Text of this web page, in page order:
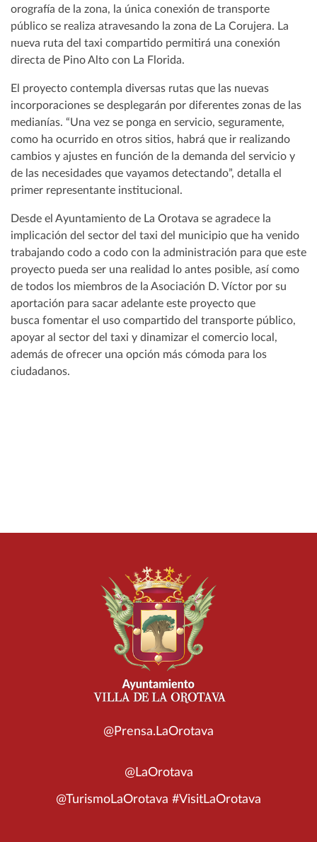
orografía de la zona, la única conexión de transporte
público se realiza atravesando la zona de La Corujera. La
nueva ruta del taxi compartido permitirá una conexión
directa de Pino Alto con La Florida.
El proyecto contempla diversas rutas que las nuevas
incorporaciones se desplegarán por diferentes zonas de las
medianías. “Una vez se ponga en servicio, seguramente,
como ha ocurrido en otros sitios, habrá que ir realizando
cambios y ajustes en función de la demanda del servicio y
de las necesidades que vayamos detectando”, detalla el
primer representante institucional.
Desde el Ayuntamiento de La Orotava se agradece la
implicación del sector del taxi del municipio que ha venido
trabajando codo a codo con la administración para que este
proyecto pueda ser una realidad lo antes posible, así como
de todos los miembros de la Asociación D. Víctor por su
aportación para sacar adelante este proyecto que
busca fomentar el uso compartido del transporte público,
apoyar al sector del taxi y dinamizar el comercio local,
además de ofrecer una opción más cómoda para los
ciudadanos.
@Prensa.LaOrotava
@LaOrotava
@TurismoLaOrotava #VisitLaOrotava